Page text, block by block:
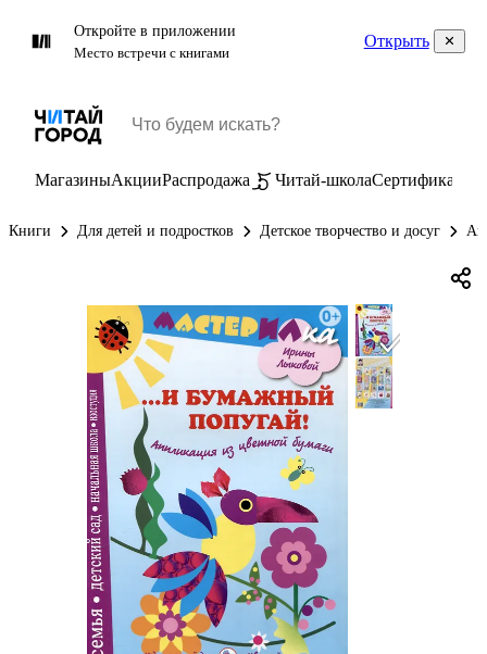
Откройте в приложении
Место встречи с книгами
Открыть
МагазиныАкцииРаспродажа Читай-школаСертификаты
Книги Для детей и подростков Детское творчество и досуг